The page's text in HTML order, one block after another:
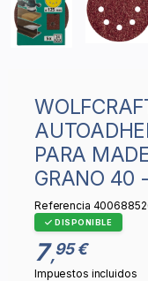
WOLFCRAFT - 5 DISCOS
PARA
GRANO 40
Referencia
DISPONIBLE
7,95 €
Impuestos incluidos